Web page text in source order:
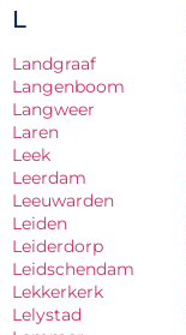
L
Landgraaf
Langenboom
Langweer
Laren
Leek
Leerdam
Leeuwarden
Leiden
Leiderdorp
Leidschendam
Lekkerkerk
Lelystad